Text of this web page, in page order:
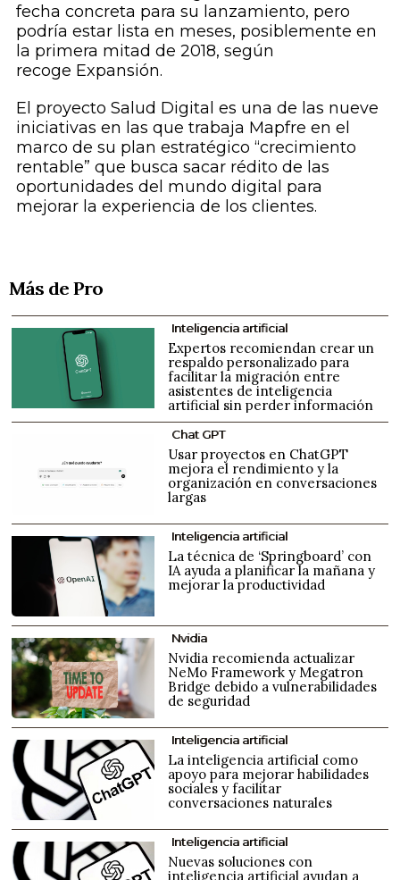
fecha concreta para su lanzamiento, pero
podría estar lista en meses, posiblemente en
la primera mitad de 2018, según
recoge Expansión.
El proyecto Salud Digital es una de las nueve
iniciativas en las que trabaja Mapfre en el
marco de su plan estratégico “crecimiento
rentable” que busca sacar rédito de las
oportunidades del mundo digital para
mejorar la experiencia de los clientes.
Más de Pro
Inteligencia artificial
Expertos recomiendan crear un
respaldo personalizado para
facilitar la migración entre
asistentes de inteligencia
artificial sin perder información
Chat GPT
Usar proyectos en ChatGPT
mejora el rendimiento y la
organización en conversaciones
largas
Inteligencia artificial
La técnica de ‘Springboard’ con
IA ayuda a planificar la mañana y
mejorar la productividad
Nvidia
Nvidia recomienda actualizar
NeMo Framework y Megatron
Bridge debido a vulnerabilidades
de seguridad
Inteligencia artificial
La inteligencia artificial como
apoyo para mejorar habilidades
sociales y facilitar
conversaciones naturales
Inteligencia artificial
Nuevas soluciones con
inteligencia artificial ayudan a